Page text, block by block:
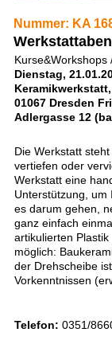
Nummer: KA
Kurse&Workshops
Dienstag,
01067 Dresden
Adlergasse 12
Die Werkstatt
vertiefen oder
Werkstatt eine
Unterstützung, um
es darum gehen,
ganz einfach
artikulierten
möglich:
der Drehscheibe
Vorkenntnissen
Telefon: 0351/